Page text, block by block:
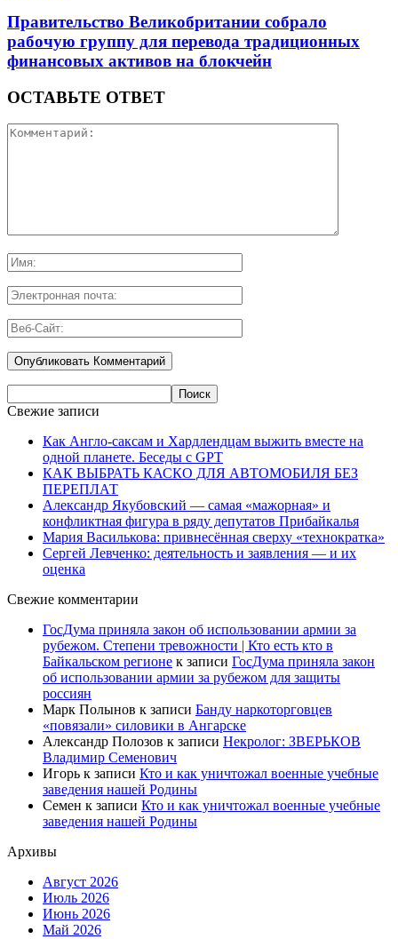
Правительство Великобритании собрало
рабочую группу для перевода традиционных
финансовых активов на блокчейн
ОСТАВЬТЕ ОТВЕТ
Свежие записи
Как Англо-саксам и Хардлендцам выжить вместе на
одной планете. Беседы с GPT
КАК ВЫБРАТЬ КАСКО ДЛЯ АВТОМОБИЛЯ БЕЗ
ПЕРЕПЛАТ
Александр Якубовский — самая «мажорная» и
конфликтная фигура в ряду депутатов Прибайкалья
Мария Василькова: привнесённая сверху «технократка»
Сергей Левченко: деятельность и заявления — и их
оценка
Свежие комментарии
ГосДума приняла закон об использовании армии за
рубежом. Степени тревожности | Кто есть кто в
Байкальском регионе к записи ГосДума приняла закон
об использовании армии за рубежом для защиты
россиян
Марк Полынов к записи Банду наркоторговцев
«повязали» силовики в Ангарске
Александр Полозов к записи Некролог: ЗВЕРЬКОВ
Владимир Семенович
Игорь к записи Кто и как уничтожал военные учебные
заведения нашей Родины
Семен к записи Кто и как уничтожал военные учебные
заведения нашей Родины
Архивы
Август 2026
Июль 2026
Июнь 2026
Май 2026